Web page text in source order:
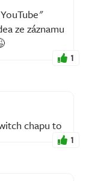
ze záznamu
1
chapu to
1